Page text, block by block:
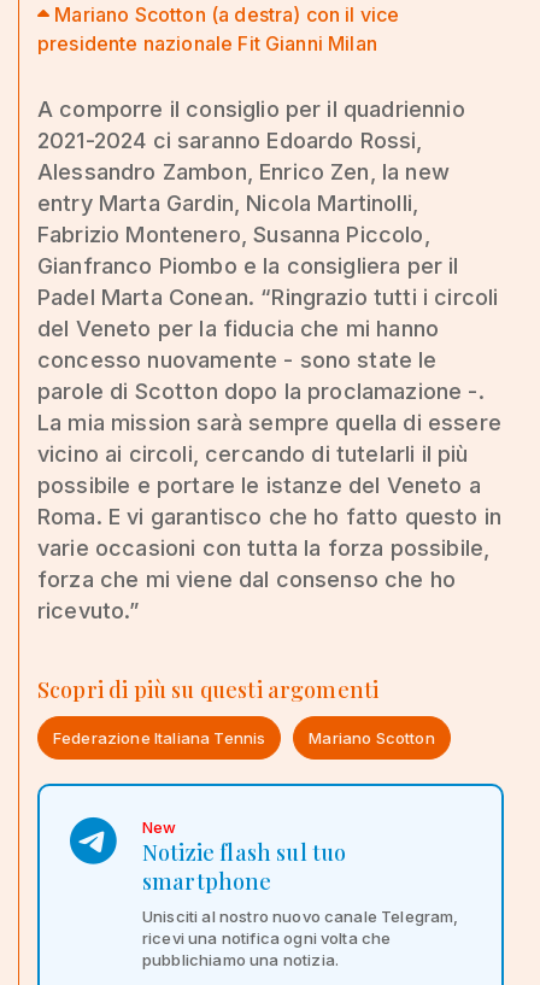
Mariano Scotton (a destra) con il vice
presidente nazionale Fit Gianni Milan
A comporre il consiglio per il quadriennio
2021-2024 ci saranno Edoardo Rossi,
Alessandro Zambon, Enrico Zen, la new
entry Marta Gardin, Nicola Martinolli,
Fabrizio Montenero, Susanna Piccolo,
Gianfranco Piombo e la consigliera per il
Padel Marta Conean. “Ringrazio tutti i circoli
del Veneto per la fiducia che mi hanno
concesso nuovamente - sono state le
parole di Scotton dopo la proclamazione -.
La mia mission sarà sempre quella di essere
vicino ai circoli, cercando di tutelarli il più
possibile e portare le istanze del Veneto a
Roma. E vi garantisco che ho fatto questo in
varie occasioni con tutta la forza possibile,
forza che mi viene dal consenso che ho
ricevuto.”
Scopri di più su questi argomenti
Federazione Italiana Tennis Mariano Scotton
New
Notizie flash sul tuo
smartphone
Unisciti al nostro nuovo canale Telegram,
ricevi una notifica ogni volta che
pubblichiamo una notizia.